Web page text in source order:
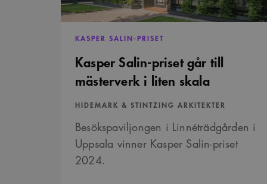
KASPER SALIN-PRISET
Kasper Salin-priset går till
mästerverk i liten skala
HIDEMARK & STINTZING ARKITEKTER
Besökspaviljongen i Linnéträdgården i
Uppsala vinner Kasper Salin-priset
2024.
_cs_c
_cs_s